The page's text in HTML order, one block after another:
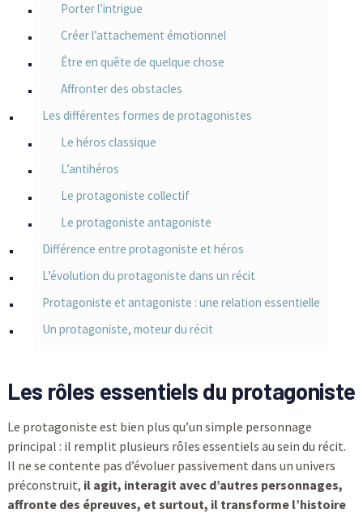
Porter l’intrigue
Créer l’attachement émotionnel
Être en quête de quelque chose
Affronter des obstacles
Les différentes formes de protagonistes
Le héros classique
L’antihéros
Le protagoniste collectif
Le protagoniste antagoniste
Différence entre protagoniste et héros
L’évolution du protagoniste dans un récit
Protagoniste et antagoniste : une relation essentielle
Un protagoniste, moteur du récit
Les rôles essentiels du protagoniste
Le protagoniste est bien plus qu’un simple personnage
principal : il remplit plusieurs rôles essentiels au sein du récit.
Il ne se contente pas d’évoluer passivement dans un univers
préconstruit, il agit, interagit avec d’autres personnages,
affronte des épreuves, et surtout, il transforme l’histoire